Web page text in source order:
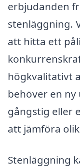
erbjudanden
stenläggning.
att hitta ett
högkvalitativt
behöver en
gångstig eller
att jämföra
Stenläggning